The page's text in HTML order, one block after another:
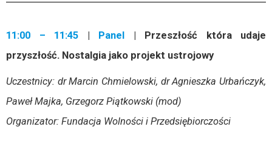
11:00 – 11:45 | Panel | Przeszłość która udaje
przyszłość. Nostalgia jako projekt ustrojowy
Uczestnicy: dr Marcin Chmielowski, dr Agnieszka Urbańczyk,
Paweł Majka, Grzegorz Piątkowski (mod)
Organizator: Fundacja Wolności i Przedsiębiorczości